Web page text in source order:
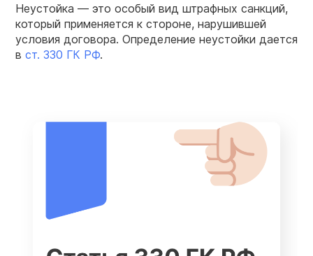
Неустойка — это особый вид штрафных санкций,
который применяется к стороне, нарушившей
условия договора. Определение неустойки дается
в ст. 330 ГК РФ.